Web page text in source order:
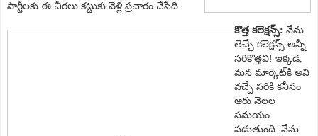
పార్టీల‌కు ఈ చీర‌లు క‌ట్టుకు వెళ్లి ప్ర‌చారం చేసేది.
కొత్త కలెక్షన్స్: నేను
తెచ్చే కలెక్షన్స్ అన్నీ
సరికొత్తవి! ఇక్క‌డ,
మన మార్కెట్‌కి అవి
వ‌చ్చే స‌రికి క‌నీసం
ఆరు నెల‌ల
స‌మ‌యం
ప‌డుతుంది. నేను